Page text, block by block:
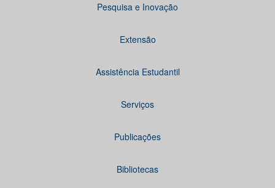
Pesquisa e Inovação
Extensão
Assistência Estudantil
Serviços
Publicações
Bibliotecas